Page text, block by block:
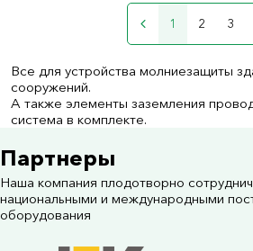
1 2 3
Все для устройства молниезащиты
сооружений.
А также элементы заземления
система в комплекте.
Партнеры
Наша компания плодотворно
национальными и международными
оборудования